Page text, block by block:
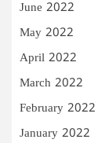
June 2022
May 2022
April 2022
March 2022
February 2022
January 2022